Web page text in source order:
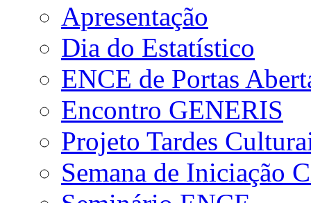
Apresentação
Dia do Estatístico
ENCE de Portas
Encontro GENERIS
Projeto Tardes
Semana de Iniciação